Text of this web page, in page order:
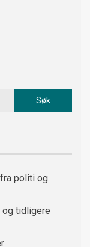
politi og
og tidligere